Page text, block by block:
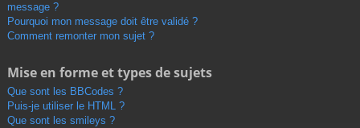
message ?
Pourquoi mon message doit être validé ?
Comment remonter mon sujet ?
Mise en forme et types de sujets
Que sont les BBCodes ?
Puis-je utiliser le HTML ?
Que sont les smileys ?